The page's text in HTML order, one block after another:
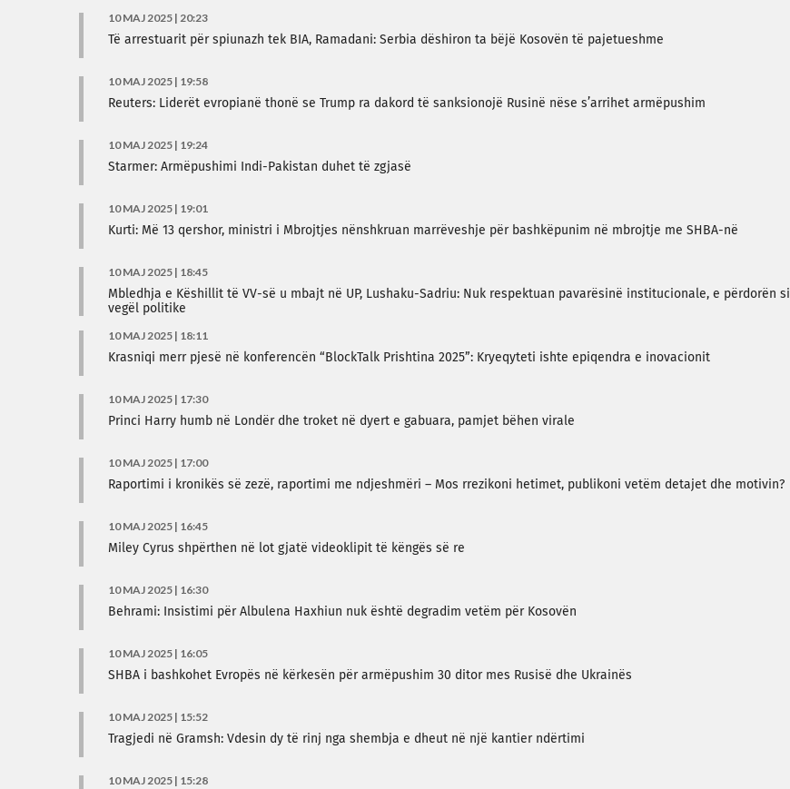
10 MAJ 2025 | 20:23
Të arrestuarit për spiunazh tek BIA, Ramadani: Serbia dëshiron ta bëjë Kosovën të pajetueshme
10 MAJ 2025 | 19:58
Reuters: Liderët evropianë thonë se Trump ra dakord të sanksionojë Rusinë nëse s’arrihet armëpushim
10 MAJ 2025 | 19:24
Starmer: Armëpushimi Indi-Pakistan duhet të zgjasë
10 MAJ 2025 | 19:01
Kurti: Më 13 qershor, ministri i Mbrojtjes nënshkruan marrëveshje për bashkëpunim në mbrojtje me SHBA-në
10 MAJ 2025 | 18:45
Mbledhja e Këshillit të VV-së u mbajt në UP, Lushaku-Sadriu: Nuk respektuan pavarësinë institucionale, e përdorën si
vegël politike
10 MAJ 2025 | 18:11
Krasniqi merr pjesë në konferencën “BlockTalk Prishtina 2025”: Kryeqyteti ishte epiqendra e inovacionit
10 MAJ 2025 | 17:30
Princi Harry humb në Londër dhe troket në dyert e gabuara, pamjet bëhen virale
10 MAJ 2025 | 17:00
Raportimi i kronikës së zezë, raportimi me ndjeshmëri – Mos rrezikoni hetimet, publikoni vetëm detajet dhe motivin?
10 MAJ 2025 | 16:45
Miley Cyrus shpërthen në lot gjatë videoklipit të këngës së re
10 MAJ 2025 | 16:30
Behrami: Insistimi për Albulena Haxhiun nuk është degradim vetëm për Kosovën
10 MAJ 2025 | 16:05
SHBA i bashkohet Evropës në kërkesën për armëpushim 30 ditor mes Rusisë dhe Ukrainës
10 MAJ 2025 | 15:52
Tragjedi në Gramsh: Vdesin dy të rinj nga shembja e dheut në një kantier ndërtimi
10 MAJ 2025 | 15:28